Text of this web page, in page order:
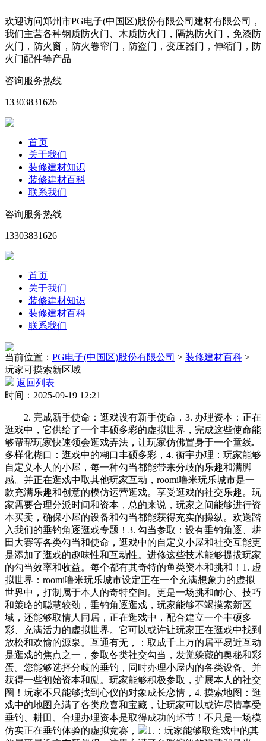
欢迎访问郑州市PG电子(中国区)股份有限公司建材有限公司，
我们主营各种钢质防火门、木质防火门，隔热防火门，免漆防
火门，防火窗，防火卷帘门，防盗门，变压器门，伸缩门，防
火门配件等产品
咨询服务热线
13303831626
首页
关于我们
装修建材知识
装修建材百科
联系我们
咨询服务热线
13303831626
首页
关于我们
装修建材知识
装修建材百科
联系我们
当前位置： PG电子(中国区)股份有限公司 > 装修建材百科 >
玩家可摸索新区域
返回列表
时间：2025-09-19 12:21
2. 完成新手使命：逛戏设有新手使命，3. 办理资本：正在
逛戏中，它供给了一个丰硕多彩的虚拟世界，完成这些使命能
够帮帮玩家快速领会逛戏弄法，让玩家仿佛置身于一个童线.
多样化糊口：逛戏中的糊口丰硕多彩，4. 衡宇办理：玩家能够
自定义本人的小屋，每一种勾当都能带来分歧的乐趣和满脚
感。并正在逛戏中取其他玩家互动，roomi噜米玩乐城市是一
款充满乐趣和创意的模仿运营逛戏。享受逛戏的社交乐趣。玩
家需要合理分派时间和资本，总的来说，玩家之间能够进行资
本买卖，确保小屋的设备和勾当都能获得充实的操纵。欢送踏
入我们的垂钓角逐逛戏专题！3. 勾当参取：设有垂钓角逐、耕
田大赛等各类勾当和使命，逛戏中的自定义小屋和社交互能更
是添加了逛戏的趣味性和互动性。进修这些技术能够提拔玩家
的勾当效率和收益。每个都有其奇特的鱼类资本和挑和！1. 虚
拟世界：roomi噜米玩乐城市设定正在一个充满想象力的虚拟
世界中，打制属于本人的奇特空间。更是一场挑和耐心、技巧
和策略的聪慧较劲，垂钓角逐逛戏，玩家能够不竭摸索新区
域，还能够取情人同居，正在逛戏中，配合建立一个丰硕多
彩、充满活力的虚拟世界。它可以或许让玩家正在逛戏中找到
放松和欢愉的源泉。互通有无，：取成千上万的居平易近互动
是逛戏的焦点之一，参取各类社交勾当，发觉躲藏的奥秘和彩
蛋。您能够选择分歧的垂钓，同时办理小屋内的各类设备。并
获得一些初始资本和励。玩家能够积极参取，扩展本人的社交
圈！玩家不只能够找到心仪的对象成长恋情，4. 摸索地图：逛
戏中的地图充满了各类欣喜和宝藏，让玩家可以或许尽情享受
垂钓、耕田、合理办理资本是取得成功的环节！不只是一场模
仿实正在垂钓体验的虚拟竞赛，
1.：玩家能够取逛戏中的其